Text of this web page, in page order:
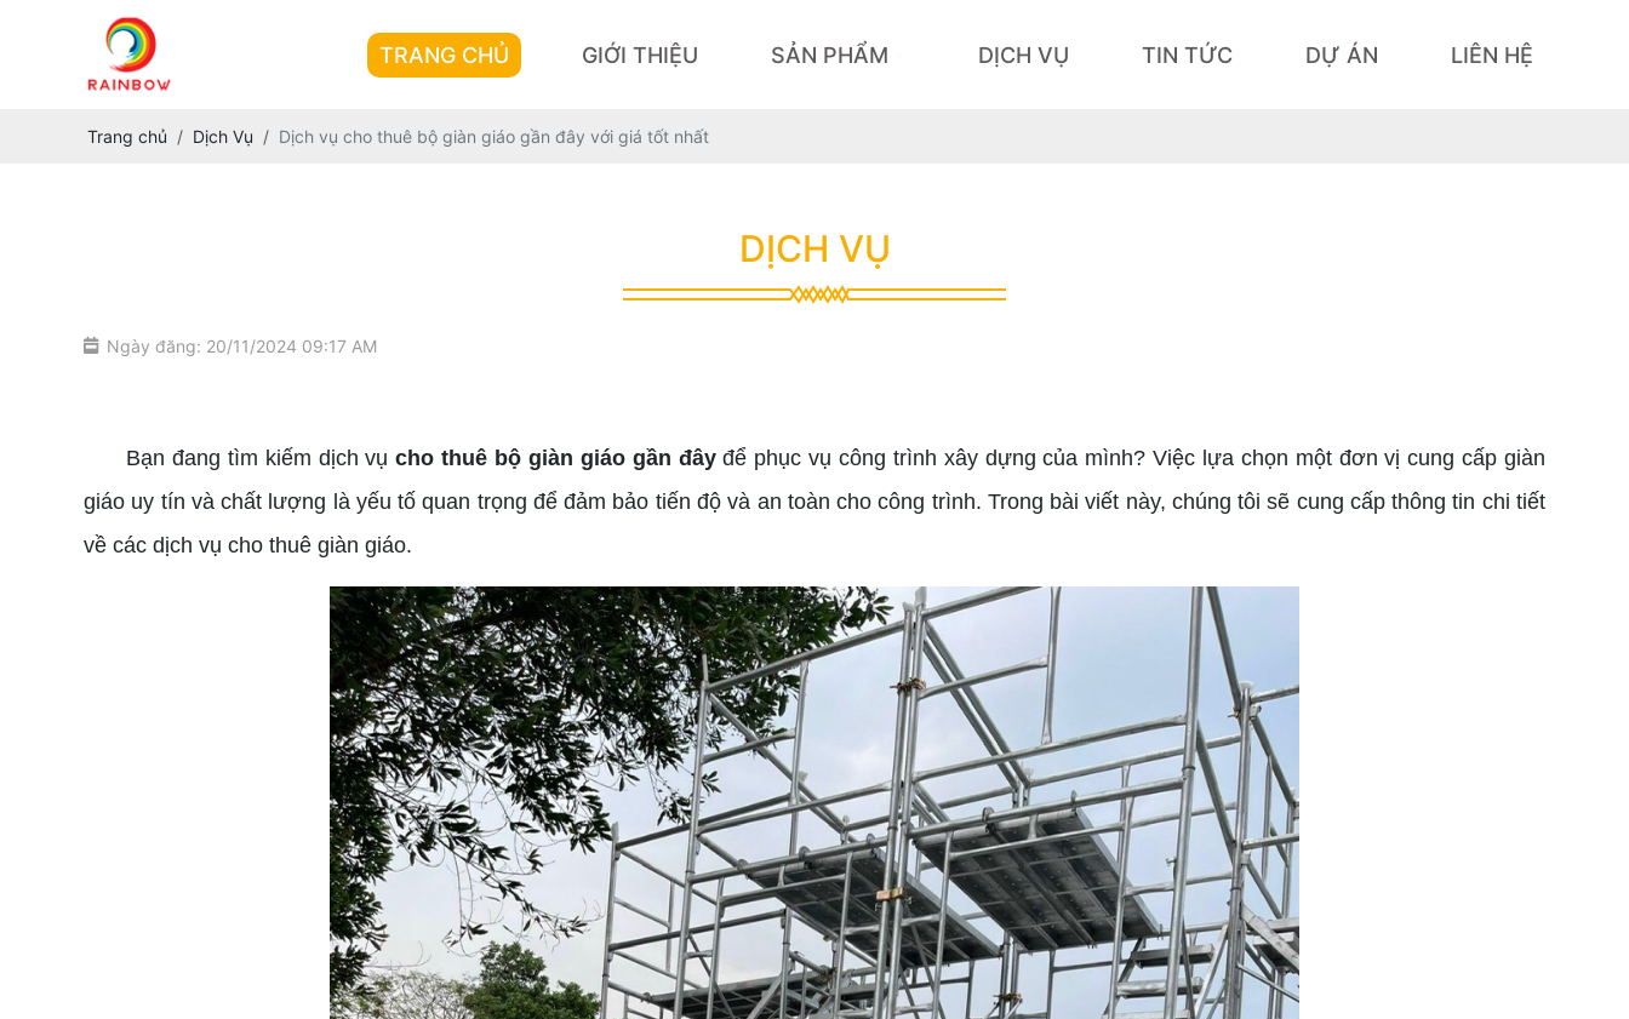
TRANG CHỦ GIỚI THIỆU SẢN PHẨM DỊCH VỤ TIN TỨC DỰ ÁN LIÊN HỆ
Trang chủ Dịch Vụ Dịch vụ cho thuê bộ giàn giáo gần đây với giá tốt nhất
DỊCH VỤ
Ngày đăng: 20/11/2024 09:17 AM
Bạn đang tìm kiếm dịch vụcho thuê bộ giàn giáo gần đâyđể phục vụ công trình xây dựng của mình? Việc lựa chọn một đơn vị cung cấp giàn
giáo uy tín và chất lượng là yếu tố quan trọng để đảm bảo tiến độ và an toàn cho công trình. Trong bài viết này, chúng tôi sẽ cung cấp thông tin chi tiết
về các dịch vụ cho thuê giàn giáo.